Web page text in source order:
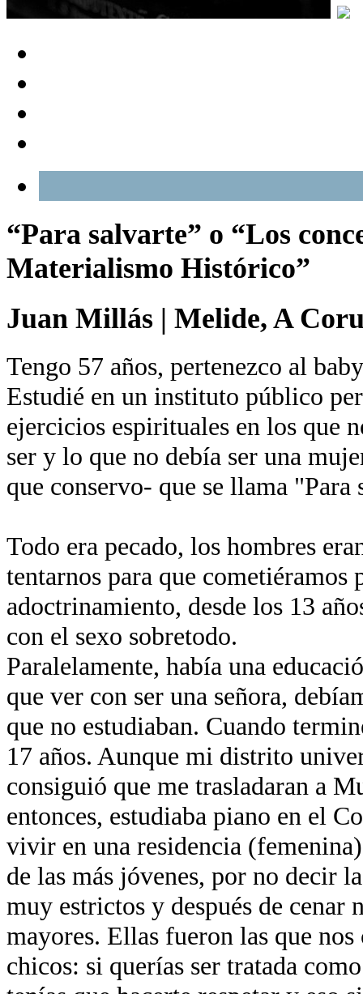
“Para salvarte” o “Los
Materialismo Histórico”
Juan Millás | Melide, A
Tengo 57 años, pertenezco al
Estudié en un instituto público
ejercicios espirituales en los que
ser y lo que no debía ser una
que conservo- que se llama
Todo era pecado, los hombres
tentarnos para que cometiéramos
adoctrinamiento, desde los 13
con el sexo sobretodo.
Paralelamente, había una
que ver con ser una señora,
que no estudiaban. Cuando
17 años. Aunque mi distrito
consiguió que me trasladaran a
entonces, estudiaba piano en el
vivir en una residencia
de las más jóvenes, por no decir
muy estrictos y después de cenar
mayores. Ellas fueron las que
chicos: si querías ser tratada